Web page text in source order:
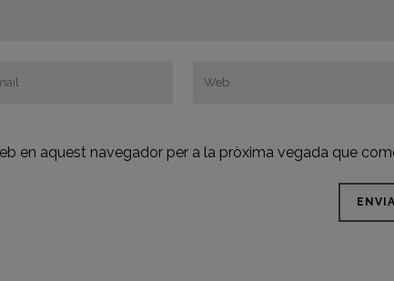
en aquest navegador per a la pròxima vegada que